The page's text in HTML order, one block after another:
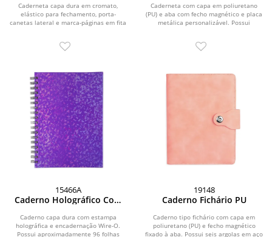
Caderneta capa dura em cromato,
elástico para fechamento, porta-
canetas lateral e marca-páginas em fita
Caderneta com capa em poliuretano
(PU) e aba com fecho magnético e placa
metálica personalizável. Possui
15466A
Caderno Holográfico Com
Caderno capa dura com estampa
holográfica e encadernação Wire-O.
Possui aproximadamente 96 folhas
19148
Caderno Fichário PU
Caderno tipo fichário com capa em
poliuretano (PU) e fecho magnético
fixado à aba. Possui seis argolas em aço